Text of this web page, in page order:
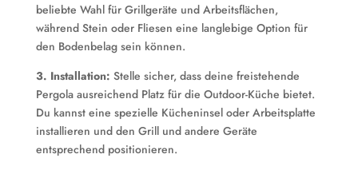
beliebte Wahl für Grillgeräte und Arbeitsflächen,
während Stein oder Fliesen eine langlebige Option für
den Bodenbelag sein können.
3. Installation: Stelle sicher, dass deine freistehende
Pergola ausreichend Platz für die Outdoor-Küche bietet.
Du kannst eine spezielle Kücheninsel oder Arbeitsplatte
installieren und den Grill und andere Geräte
entsprechend positionieren.